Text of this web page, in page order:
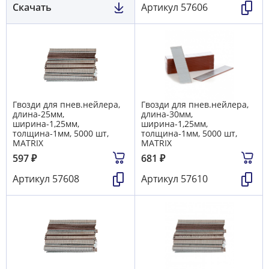
Скачать
Артикул 57606
Гвозди для пнев.нейлера,
длина-25мм,
ширина-1,25мм,
толщина-1мм, 5000 шт,
MATRIX
597₽
Артикул 57608
Гвозди для пнев.нейлера,
длина-30мм,
ширина-1,25мм,
толщина-1мм, 5000 шт,
MATRIX
681 ₽
Артикул 57610